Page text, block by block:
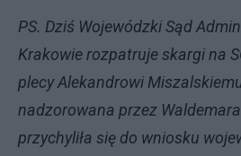
PS. Dziś Wojewódzki Sąd
Krakowie rozpatruje skargi na
plecy Alekandrowi
nadzorowana przez
przychyliła się do wniosku